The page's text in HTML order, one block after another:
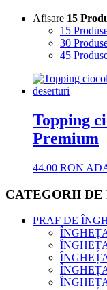
Afisare 15
15
30
45
Topping
Premium
44.00 RON
CATEGORII DE
PRAF DE